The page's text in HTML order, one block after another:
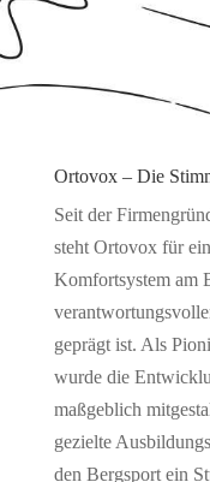
Ortovox – Die
Seit der
steht Ortovox für
Komfortsystem am
geprägt ist. Als
wurde die
maßgeblich
gezielte
den Bergsport ein